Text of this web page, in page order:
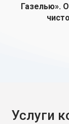
Газелью».
Услуги